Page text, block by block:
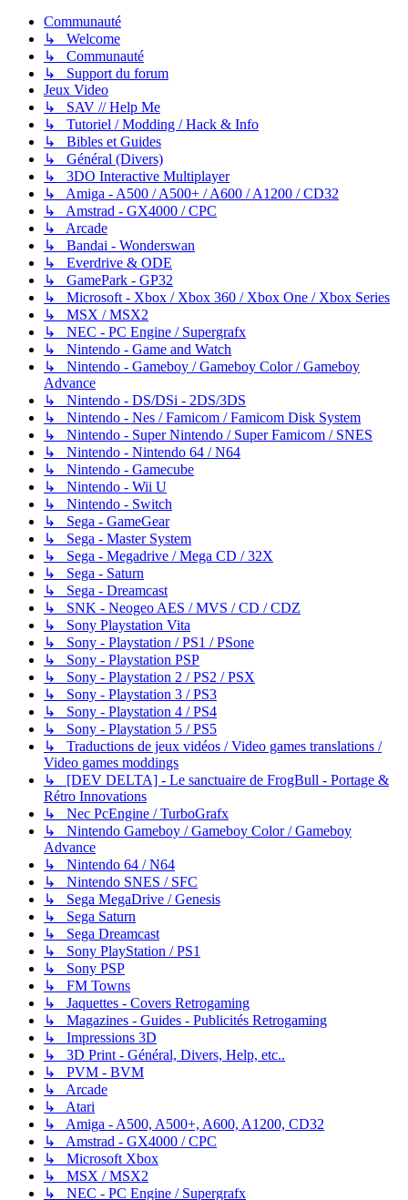
Communauté
↳ Welcome
↳ Communauté
↳ Support du forum
Jeux Video
↳ SAV // Help Me
↳ Tutoriel / Modding / Hack & Info
↳ Bibles et Guides
↳ Général (Divers)
↳ 3DO Interactive Multiplayer
↳ Amiga - A500 / A500+ / A600 / A1200 / CD32
↳ Amstrad - GX4000 / CPC
↳ Arcade
↳ Bandai - Wonderswan
↳ Everdrive & ODE
↳ GamePark - GP32
↳ Microsoft - Xbox / Xbox 360 / Xbox One / Xbox Series
↳ MSX / MSX2
↳ NEC - PC Engine / Supergrafx
↳ Nintendo - Game and Watch
↳ Nintendo - Gameboy / Gameboy Color / Gameboy
Advance
↳ Nintendo - DS/DSi - 2DS/3DS
↳ Nintendo - Nes / Famicom / Famicom Disk System
↳ Nintendo - Super Nintendo / Super Famicom / SNES
↳ Nintendo - Nintendo 64 / N64
↳ Nintendo - Gamecube
↳ Nintendo - Wii U
↳ Nintendo - Switch
↳ Sega - GameGear
↳ Sega - Master System
↳ Sega - Megadrive / Mega CD / 32X
↳ Sega - Saturn
↳ Sega - Dreamcast
↳ SNK - Neogeo AES / MVS / CD / CDZ
↳ Sony Playstation Vita
↳ Sony - Playstation / PS1 / PSone
↳ Sony - Playstation PSP
↳ Sony - Playstation 2 / PS2 / PSX
↳ Sony - Playstation 3 / PS3
↳ Sony - Playstation 4 / PS4
↳ Sony - Playstation 5 / PS5
↳ Traductions de jeux vidéos / Video games translations /
Video games moddings
↳ [DEV DELTA] - Le sanctuaire de FrogBull - Portage &
Rétro Innovations
↳ Nec PcEngine / TurboGrafx
↳ Nintendo Gameboy / Gameboy Color / Gameboy
Advance
↳ Nintendo 64 / N64
↳ Nintendo SNES / SFC
↳ Sega MegaDrive / Genesis
↳ Sega Saturn
↳ Sega Dreamcast
↳ Sony PlayStation / PS1
↳ Sony PSP
↳ FM Towns
↳ Jaquettes - Covers Retrogaming
↳ Magazines - Guides - Publicités Retrogaming
↳ Impressions 3D
↳ 3D Print - Général, Divers, Help, etc..
↳ PVM - BVM
↳ Arcade
↳ Atari
↳ Amiga - A500, A500+, A600, A1200, CD32
↳ Amstrad - GX4000 / CPC
↳ Microsoft Xbox
↳ MSX / MSX2
↳ NEC - PC Engine / Supergrafx